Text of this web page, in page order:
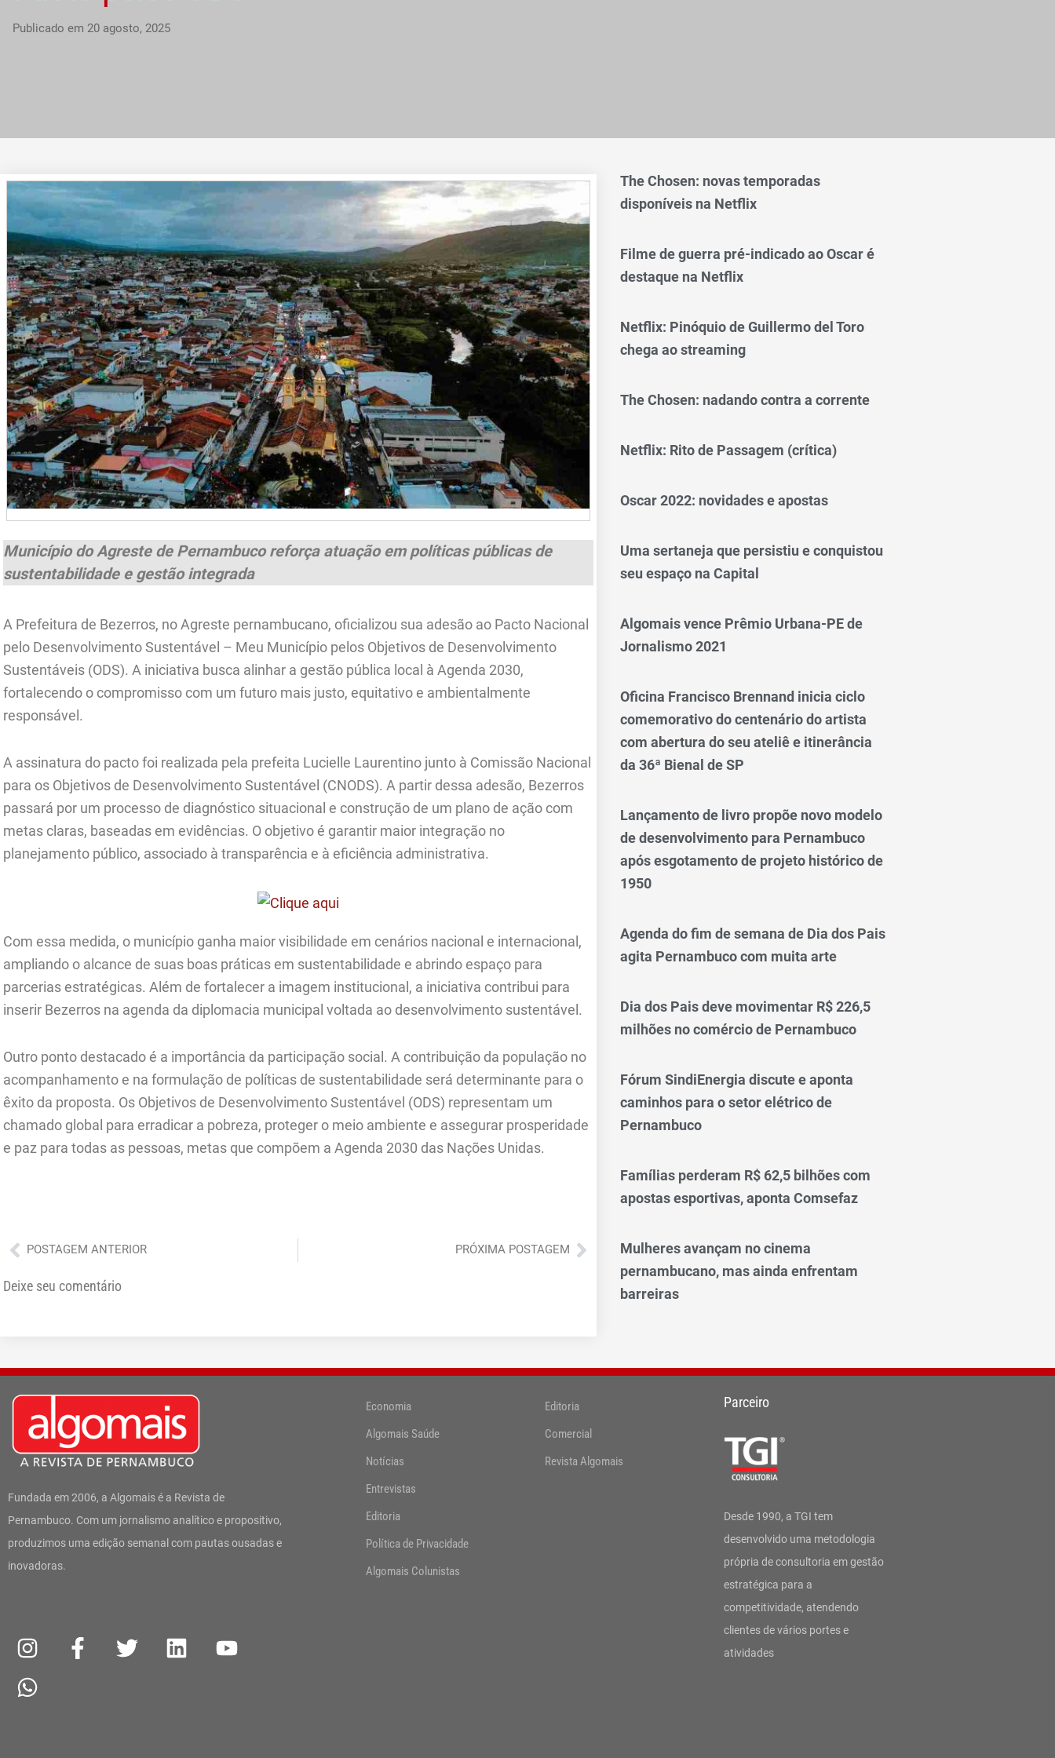
Publicado em 20 agosto, 2025
Município do Agreste de Pernambuco reforça atuação em políticas públicas de
sustentabilidade e gestão integrada
A Prefeitura de Bezerros, no Agreste pernambucano, oficializou sua adesão ao Pacto Nacional
pelo Desenvolvimento Sustentável – Meu Município pelos Objetivos de Desenvolvimento
Sustentáveis (ODS). A iniciativa busca alinhar a gestão pública local à Agenda 2030,
fortalecendo o compromisso com um futuro mais justo, equitativo e ambientalmente
responsável.
A assinatura do pacto foi realizada pela prefeita Lucielle Laurentino junto à Comissão Nacional
para os Objetivos de Desenvolvimento Sustentável (CNODS). A partir dessa adesão, Bezerros
passará por um processo de diagnóstico situacional e construção de um plano de ação com
metas claras, baseadas em evidências. O objetivo é garantir maior integração no
planejamento público, associado à transparência e à eficiência administrativa.
Com essa medida, o município ganha maior visibilidade em cenários nacional e internacional,
ampliando o alcance de suas boas práticas em sustentabilidade e abrindo espaço para
parcerias estratégicas. Além de fortalecer a imagem institucional, a iniciativa contribui para
inserir Bezerros na agenda da diplomacia municipal voltada ao desenvolvimento sustentável.
Outro ponto destacado é a importância da participação social. A contribuição da população no
acompanhamento e na formulação de políticas de sustentabilidade será determinante para o
êxito da proposta. Os Objetivos de Desenvolvimento Sustentável (ODS) representam um
chamado global para erradicar a pobreza, proteger o meio ambiente e assegurar prosperidade
e paz para todas as pessoas, metas que compõem a Agenda 2030 das Nações Unidas.
Anterior
POSTAGEM ANTERIOR PRÓXIMA POSTAGEMPróximo
Deixe seu comentário
The Chosen: novas temporadas
disponíveis na Netflix
Filme de guerra pré-indicado ao Oscar é
destaque na Netflix
Netflix: Pinóquio de Guillermo del Toro
chega ao streaming
The Chosen: nadando contra a corrente
Netflix: Rito de Passagem (crítica)
Oscar 2022: novidades e apostas
Uma sertaneja que persistiu e conquistou
seu espaço na Capital
Algomais vence Prêmio Urbana-PE de
Jornalismo 2021
Oficina Francisco Brennand inicia ciclo
comemorativo do centenário do artista
com abertura do seu ateliê e itinerância
da 36ª Bienal de SP
Lançamento de livro propõe novo modelo
de desenvolvimento para Pernambuco
após esgotamento de projeto histórico de
1950
Agenda do fim de semana de Dia dos Pais
agita Pernambuco com muita arte
Dia dos Pais deve movimentar R$ 226,5
milhões no comércio de Pernambuco
Fórum SindiEnergia discute e aponta
caminhos para o setor elétrico de
Pernambuco
Famílias perderam R$ 62,5 bilhões com
apostas esportivas, aponta Comsefaz
Mulheres avançam no cinema
pernambucano, mas ainda enfrentam
barreiras
Fundada em 2006, a Algomais é a Revista de
Pernambuco. Com um jornalismo analítico e propositivo,
produzimos uma edição semanal com pautas ousadas e
inovadoras.
n
s
t
a
c
w
i
n
o
h
a
t
Economia
Algomais Saúde
Notícias
Entrevistas
Editoria
Política de Privacidade
Algomais Colunistas
Editoria
Comercial
Revista Algomais
Parceiro
Desde 1990, a TGI tem
desenvolvido uma metodologia
própria de consultoria em gestão
estratégica para a
competitividade, atendendo
clientes de vários portes e
atividades